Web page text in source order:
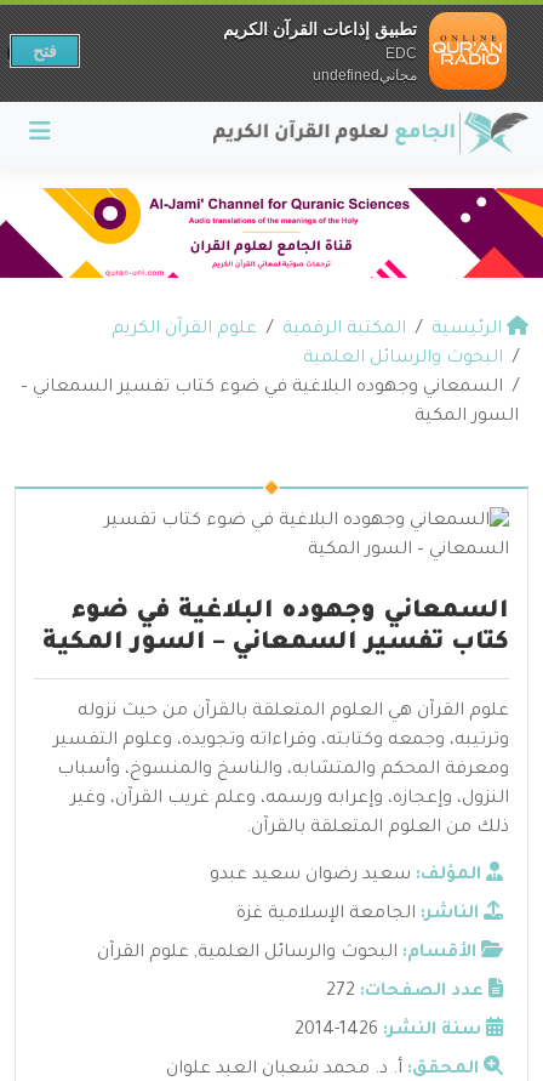
الرئيسية المكتبة الرقمية
علوم القرآن الكريم
البحوث والرسائل العلمية
السمعاني وجهوده البلاغية في ضوء كتاب تفسير السمعاني –
السور المكية
السمعاني وجهوده البلاغية في ضوء
كتاب تفسير السمعاني – السور المكية
علوم القرآن هي العلوم المتعلقة بالقرآن من حيث نزوله
وترتيبه، وجمعه وكتابته، وقراءاته وتجويده، وعلوم التفسير
ومعرفة المحكم والمتشابه، والناسخ والمنسوخ، وأسباب
النزول، وإعجازه، وإعرابه ورسمه، وعلم غريب القرآن، وغير
ذلك من العلوم المتعلقة بالقرآن.
المؤلف: سعيد رضوان سعيد عبدو
الناشر: الجامعة الإسلامية غزة
الأقسام: البحوث والرسائل العلمية, علوم القرآن
عدد الصفحات: 272
سنة النشر: 1426-2014
المحقق: أ. د. محمد شعبان العبد علوان
تطبيق إذاعات القرآن الكريم
EDC
مجانيundefined
فتح